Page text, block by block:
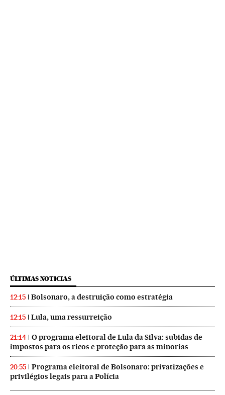
ÚLTIMAS NOTICIAS
12:15 Bolsonaro, a destruição como estratégia
12:15 Lula, uma ressurreição
21:14
O programa eleitoral de Lula da Silva: subidas de
impostos para os ricos e proteção para as minorias
20:55
Programa eleitoral de Bolsonaro: privatizações e
privilégios legais para a Polícia